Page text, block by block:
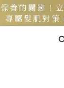
養的關鍵！
專屬髮肌對策
官方綁定會員